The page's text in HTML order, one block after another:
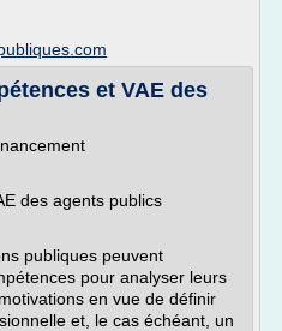
et VAE des
des agents publics
publiques peuvent
pour analyser leurs
en vue de définir
et, le cas échéant, un